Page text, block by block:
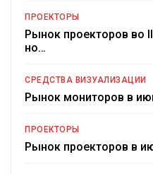
ПРОЕКТОРЫ
Рынок проекторов во
но…
СРЕДСТВА ВИЗУАЛИЗАЦИИ
Рынок мониторов в
ПРОЕКТОРЫ
Рынок проекторов в